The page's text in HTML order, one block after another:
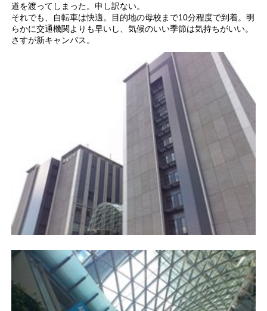
道を渡ってしまった。申し訳ない。
それでも、自転車は快適。目的地の母校まで10分程度で到着。明
らかに交通機関よりも早いし、気候のいい季節は気持ちがいい。
さすが新キャンパス。